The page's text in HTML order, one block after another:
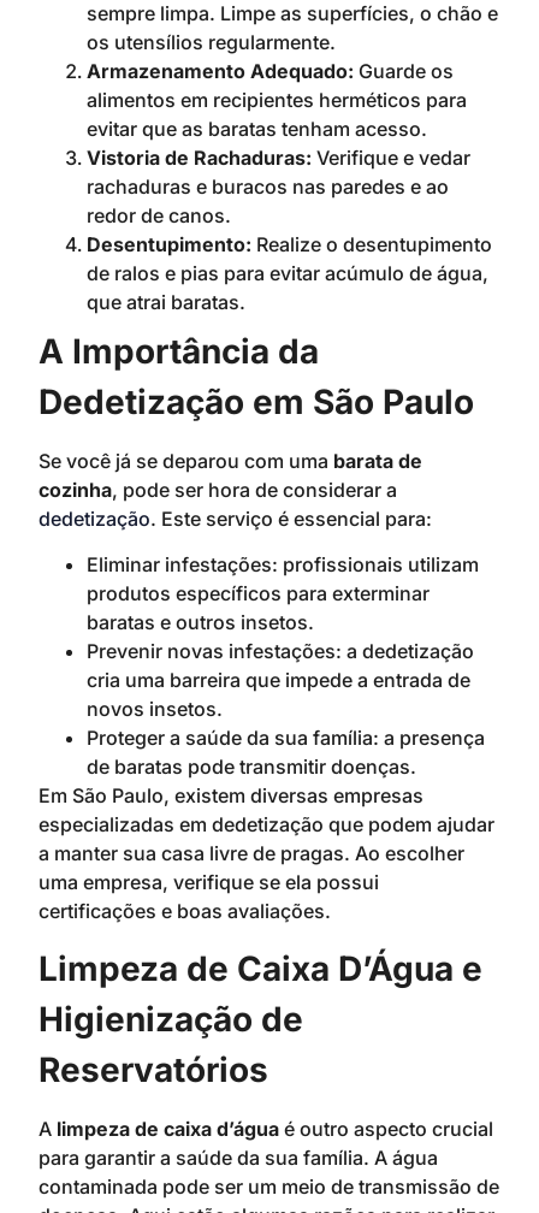
sempre limpa. Limpe as superfícies, o chão e
os utensílios regularmente.
Armazenamento Adequado: Guarde os
alimentos em recipientes herméticos para
evitar que as baratas tenham acesso.
Vistoria de Rachaduras: Verifique e vedar
rachaduras e buracos nas paredes e ao
redor de canos.
Desentupimento: Realize o desentupimento
de ralos e pias para evitar acúmulo de água,
que atrai baratas.
A Importância da
Dedetização em São Paulo
Se você já se deparou com uma barata de
cozinha, pode ser hora de considerar a
dedetização. Este serviço é essencial para:
Eliminar infestações: profissionais utilizam
produtos específicos para exterminar
baratas e outros insetos.
Prevenir novas infestações: a dedetização
cria uma barreira que impede a entrada de
novos insetos.
Proteger a saúde da sua família: a presença
de baratas pode transmitir doenças.
Em São Paulo, existem diversas empresas
especializadas em dedetização que podem ajudar
a manter sua casa livre de pragas. Ao escolher
uma empresa, verifique se ela possui
certificações e boas avaliações.
Limpeza de Caixa D’Água e
Higienização de
Reservatórios
A limpeza de caixa d’água é outro aspecto crucial
para garantir a saúde da sua família. A água
contaminada pode ser um meio de transmissão de